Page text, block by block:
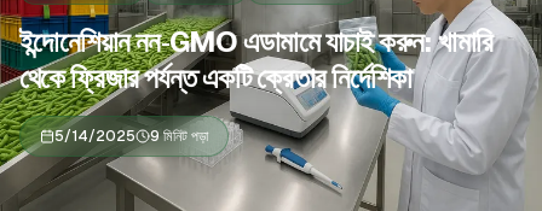
ইন্দোনেশিয়ান নন‑GMO এডামামে যাচাই করুন: খামারি
থেকে ফ্রিজার পর্যন্ত একটি ক্রেতার নির্দেশিকা
5/14/2025 9 মিনিট পড়া